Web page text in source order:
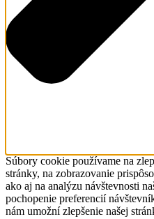
Súbory cookie používame na
stránky, na zobrazovanie
ako aj na analýzu návštevnosti
pochopenie preferencií
nám umožní zlepšenie našej